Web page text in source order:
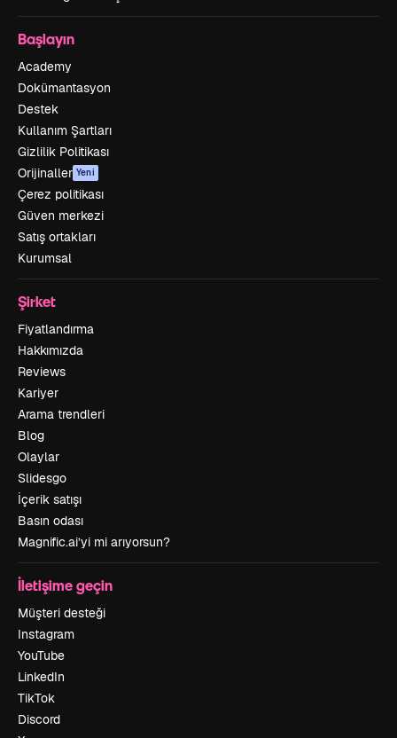
Başlayın
Academy
Dokümantasyon
Destek
Kullanım Şartları
Gizlilik Politikası
Orijinaller Yeni
Çerez politikası
Güven merkezi
Satış ortakları
Kurumsal
Şirket
Fiyatlandırma
Hakkımızda
Reviews
Kariyer
Arama trendleri
Blog
Olaylar
Slidesgo
İçerik satışı
Basın odası
Magnific.ai’yi mi arıyorsun?
İletişime geçin
Müşteri desteği
Instagram
YouTube
LinkedIn
TikTok
Discord